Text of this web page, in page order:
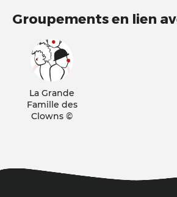
Groupements en lien
La Grande
Famille des
Clowns ©